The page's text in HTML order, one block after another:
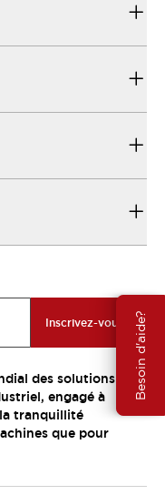
Besoin d'aide?
Inscrivez-vous
des solutions
engagé à
tranquillité
que pour